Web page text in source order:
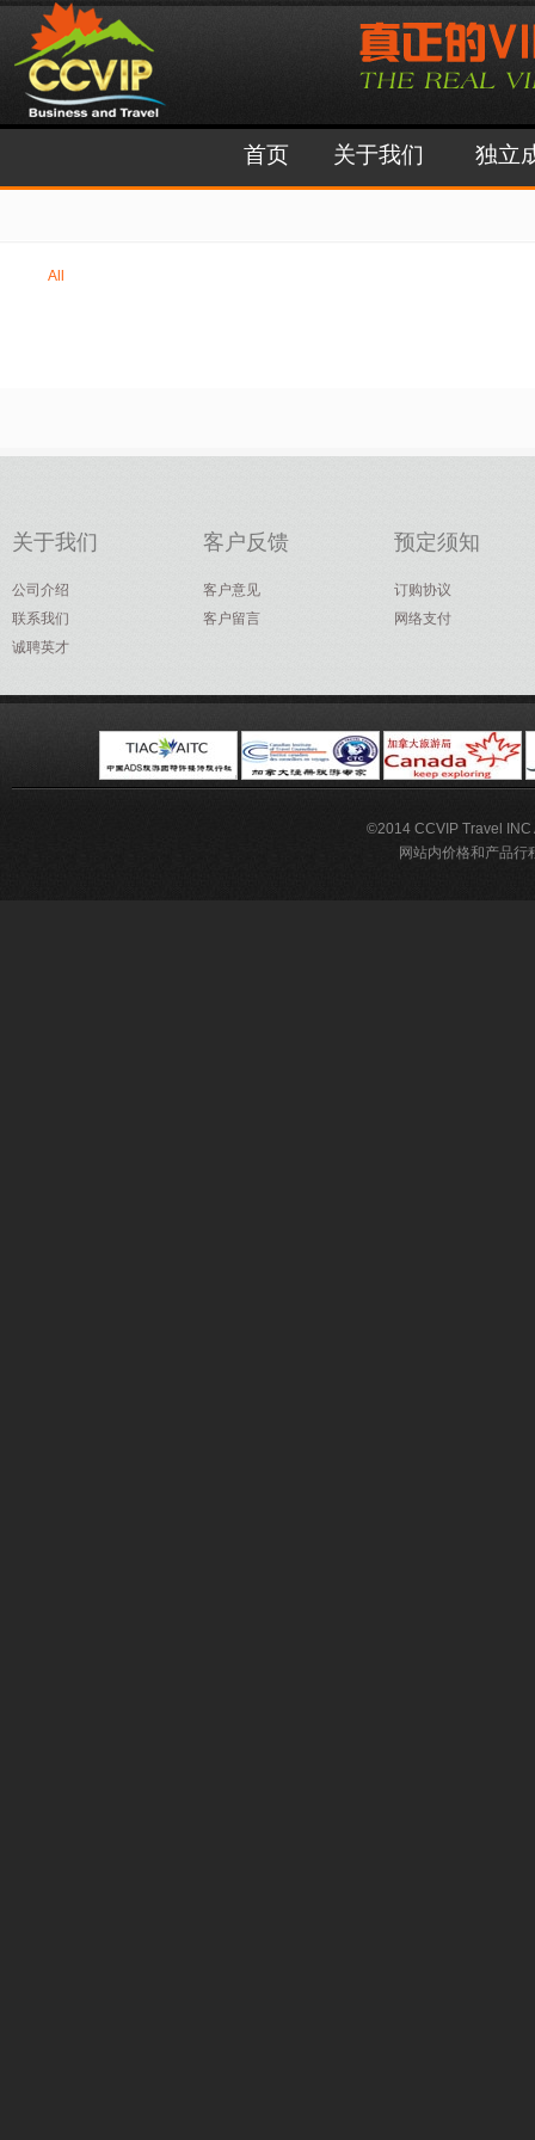
首页 关于我们 独立
All
关于我们
公司介绍
联系我们
诚聘英才
客户反馈
客户意见
客户留言
预定须知
订购协议
网络支付
©2014 CCVIP Travel INC
网站内价格和产品行